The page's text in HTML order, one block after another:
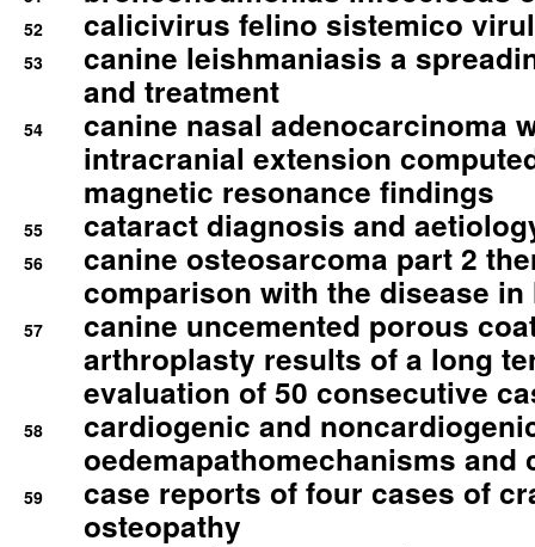
52 calicivirus felino sistemico
53
canine leishmaniasis a
and treatment
54
canine nasal adenocarcinoma
intracranial extension
magnetic resonance findings
55 cataract diagnosis and
56
canine osteosarcoma part 2
comparison with the disease in
57
canine uncemented porous
arthroplasty results of a long
evaluation of 50 consecutive
58
cardiogenic and
oedemapathomechanisms and
59
case reports of four cases of
osteopathy